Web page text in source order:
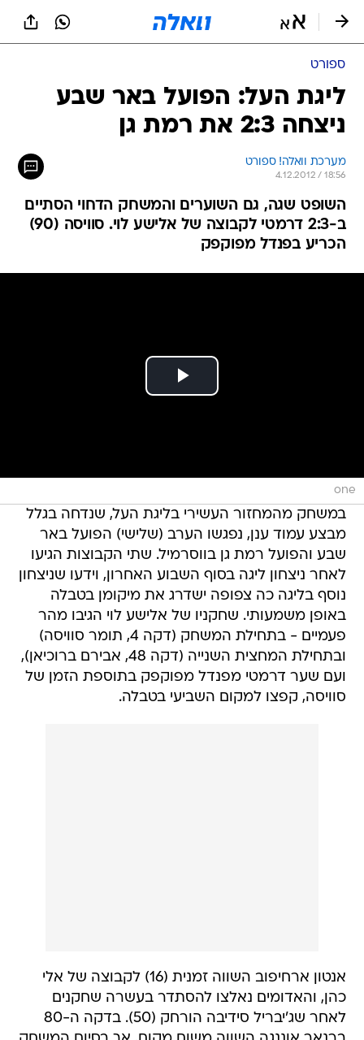
ספורט
ליגת העל: הפועל באר שבע
ניצחה 2:3 את רמת גן
מערכת וואלה! ספורט
4.12.2012 / 18:56
השופט שגה, גם השוערים והמשחק הדחוי הסתיים
ב-2:3 דרמטי לקבוצה של אלישע לוי. סוויסה (90)
הכריע בפנדל מפוקפק
one
במשחק מהמחזור העשירי בליגת העל, שנדחה בגלל
מבצע עמוד ענן, נפגשו הערב (שלישי) הפועל באר
שבע והפועל רמת גן בווסרמיל. שתי הקבוצות הגיעו
לאחר ניצחון ליגה בסוף השבוע האחרון, וידעו שניצחון
נוסף בליגה כה צפופה ישדרג את מיקומן בטבלה
באופן משמעותי. שחקניו של אלישע לוי הגיבו מהר
פעמיים - בתחילת המשחק (דקה 4, תומר סוויסה)
ובתחילת המחצית השנייה (דקה 48, אבירם ברוכיאן),
ועם שער דרמטי מפנדל מפוקפק בתוספת הזמן של
סוויסה, קפצו למקום השביעי בטבלה.
אנטון ארחיפוב השווה זמנית (16) לקבוצה של אלי
כהן, והאדומים נאלצו להסתדר בעשרה שחקנים
לאחר שג'יבריל סידיבה הורחק (50). בדקה ה-80